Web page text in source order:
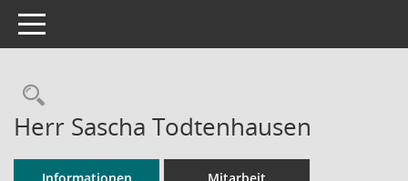
Toggle navigation
Rechercheauswahl
Herr Sascha Todtenhausen